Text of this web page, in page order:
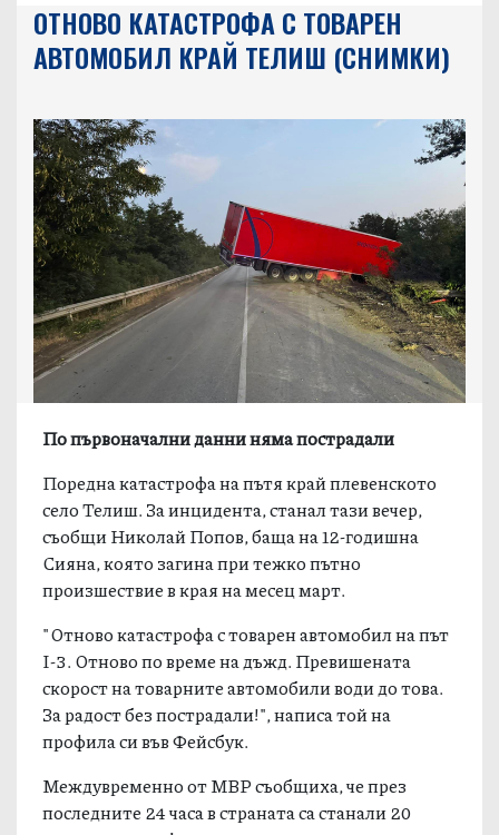
ОТНОВО КАТАСТРОФА С ТОВАРЕН
АВТОМОБИЛ КРАЙ ТЕЛИШ (СНИМКИ)
По първоначални данни няма пострадали
Поредна катастрофа на пътя край плевенското
село Телиш. За инцидента, станал тази вечер,
съобщи Николай Попов, баща на 12-годишна
Сияна, която загина при тежко пътно
произшествие в края на месец март.
"Отново катастрофа с товарен автомобил на път
I-3. Отново по време на дъжд. Превишената
скорост на товарните автомобили води до това.
За радост без пострадали!", написа той на
профила си във Фейсбук.
Междувременно от МВР съобщиха, че през
последните 24 часа в страната са станали 20